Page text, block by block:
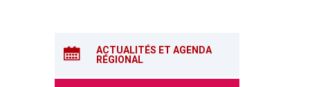
ACTUALITÉS ET AGENDA
RÉGIONAL